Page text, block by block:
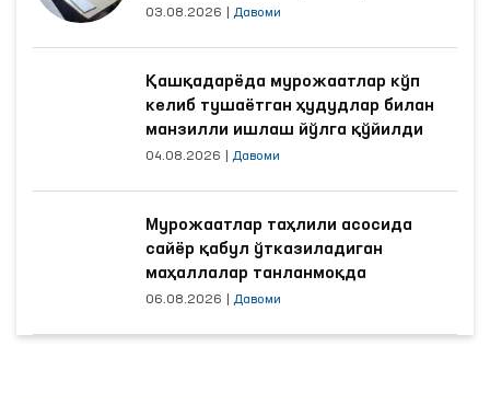
яхшиланди
03.08.2026 Давоми
Қашқадарёда мурожаатлар кўп
келиб тушаётган ҳудудлар билан
манзилли ишлаш йўлга қўйилди
04.08.2026 Давоми
Мурожаатлар таҳлили асосида
сайёр қабул ўтказиладиган
маҳаллалар танланмоқда
06.08.2026 Давоми